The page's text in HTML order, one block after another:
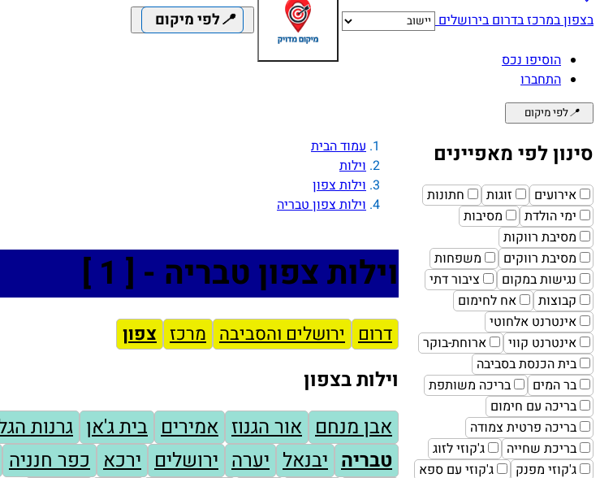
בצפוןבמרכזבדרום בירושלים 📍לפי מיקום
הוסיפו נכס
התחברו
📍לפי מיקום
סינון לפי מאפיינים
אירועים זוגות
חתונות
ימי הולדת
מסיבות
מסיבת רווקות
מסיבת רווקים
משפחות
נגישות במקום
ציבור דתי
קבוצות
אח לחימום
אינטרנט אלחוטי
אינטרנט קווי
ארוחת-בוקר
בית הכנסת בסביבה
בר המים
בריכה משותפת
בריכה עם חימום
בריכה פרטית צמודה
בריכת שחייה
ג'קוזי לזוג
ג'קוזי מפנק
ג'קוזי עם ספא
עמוד הבית
וילות
וילות צפון
וילות צפון טבריה
וילות צפון טבריה - [ 1
]
דרום ירושלים והסביבה מרכז צפון
וילות בצפון
אבן מנחם אור הגנוז אמירים בית ג'אן גרנות
טבריה יבנאל יערה ירושלים ירכא כפר חנניה